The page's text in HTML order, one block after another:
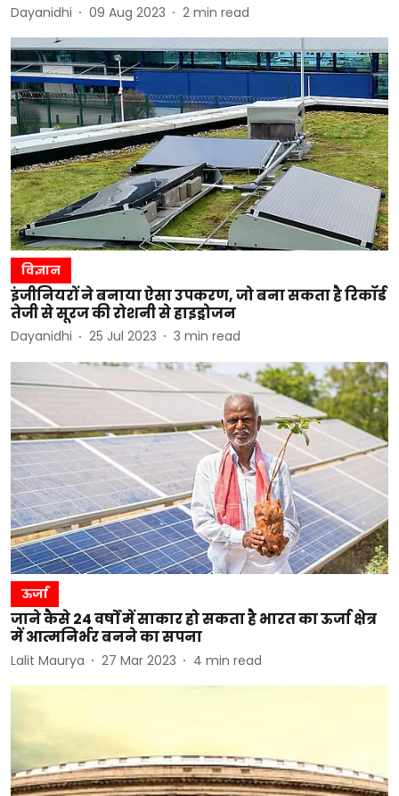
Dayanidhi 09 Aug 2023 2 min read
विज्ञान
इंजीनियरों ने बनाया ऐसा उपकरण, जो बना सकता है रिकॉर्ड
तेजी से सूरज की रोशनी से हाइड्रोजन
Dayanidhi 25 Jul 2023 3 min read
ऊर्जा
जाने कैसे 24 वर्षों में साकार हो सकता है भारत का ऊर्जा क्षेत्र
में आत्मनिर्भर बनने का सपना
Lalit Maurya 27 Mar 2023 4 min read